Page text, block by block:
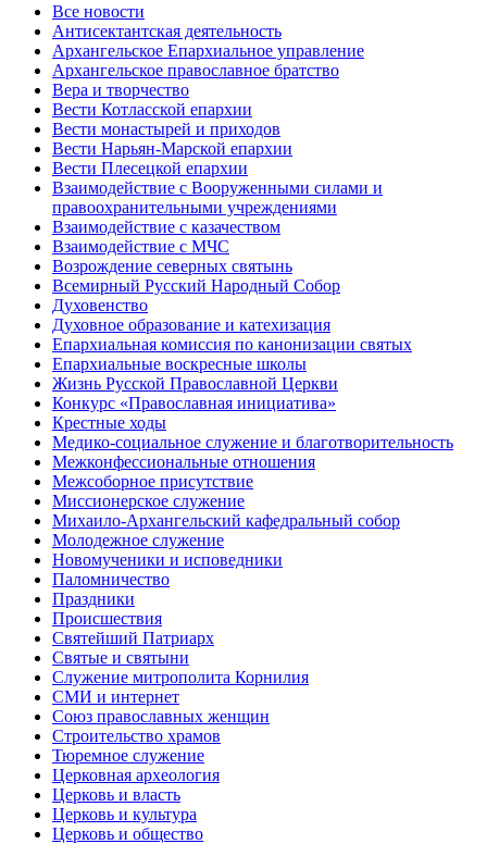
Все новости
Антисектантская деятельность
Архангельское Епархиальное управление
Архангельское православное братство
Вера и творчество
Вести Котласской епархии
Вести монастырей и приходов
Вести Нарьян-Марской епархии
Вести Плесецкой епархии
Взаимодействие с Вооруженными силами и
правоохранительными учреждениями
Взаимодействие с казачеством
Взаимодействие с МЧС
Возрождение северных святынь
Всемирный Русский Народный Собор
Духовенство
Духовное образование и катехизация
Епархиальная комиссия по канонизации святых
Епархиальные воскресные школы
Жизнь Русской Православной Церкви
Конкурс «Православная инициатива»
Крестные ходы
Медико-социальное служение и благотворительность
Межконфессиональные отношения
Межсоборное присутствие
Миссионерское служение
Михаило-Архангельский кафедральный собор
Молодежное служение
Новомученики и исповедники
Паломничество
Праздники
Происшествия
Святейший Патриарх
Святые и святыни
Служение митрополита Корнилия
СМИ и интернет
Союз православных женщин
Строительство храмов
Тюремное служение
Церковная археология
Церковь и власть
Церковь и культура
Церковь и общество